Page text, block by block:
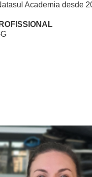
Academia desde